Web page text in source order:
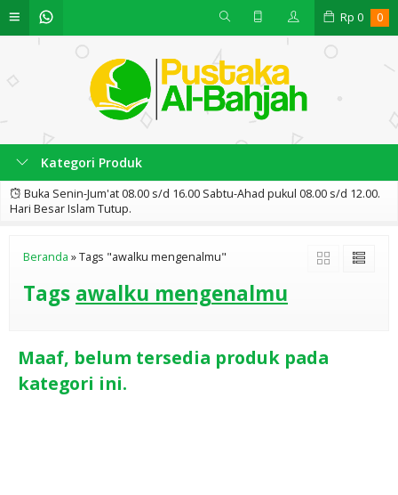
Rp 0 0
Kategori Produk
Buka Senin-Jum'at 08.00 s/d 16.00 Sabtu-Ahad pukul 08.00 s/d 12.00.
Hari Besar Islam Tutup.
Beranda »Tags "awalku mengenalmu"
Tags awalku mengenalmu
Maaf, belum tersedia produk pada
kategori ini.